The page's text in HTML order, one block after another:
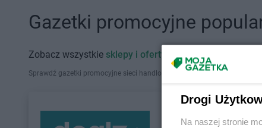
Gazetki promocyjne
Zobacz wszystkie sklepy i oferty promocyjne
Sprawdź gazetki promocyjne sieci handlowych, które działają w
Drogi
Na naszej stronie